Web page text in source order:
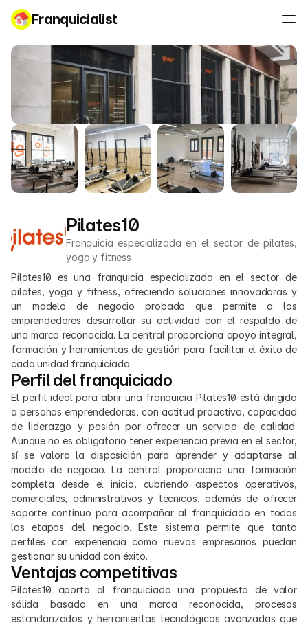
Franquicialist
Pilates10
Franquicia especializada en el sector de pilates,
yoga y fitness
Pilates10 es una franquicia especializada en el sector de
pilates, yoga y fitness, ofreciendo soluciones innovadoras y
un modelo de negocio probado que permite a los
emprendedores desarrollar su actividad con el respaldo de
una marca reconocida. La central proporciona apoyo integral,
formación y herramientas de gestión para facilitar el éxito de
cada unidad franquiciada.
Perfil del franquiciado
El perfil ideal para abrir una franquicia Pilates10 está dirigido
a personas emprendedoras, con actitud proactiva, capacidad
de liderazgo y pasión por ofrecer un servicio de calidad.
Aunque no es obligatorio tener experiencia previa en el sector,
sí se valora la disposición para aprender y adaptarse al
modelo de negocio. La central proporciona una formación
completa desde el inicio, cubriendo aspectos operativos,
comerciales, administrativos y técnicos, además de ofrecer
soporte continuo para acompañar al franquiciado en todas
las etapas del negocio. Este sistema permite que tanto
perfiles con experiencia como nuevos empresarios puedan
gestionar su unidad con éxito.
Ventajas competitivas
Pilates10 aporta al franquiciado una propuesta de valor
sólida basada en una marca reconocida, procesos
estandarizados y herramientas tecnológicas avanzadas que